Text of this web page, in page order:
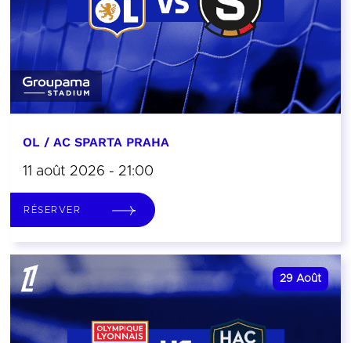
OL / AC SPARTA PRAHA
11 août 2026 - 21:00
RÉSERVER
29 Août